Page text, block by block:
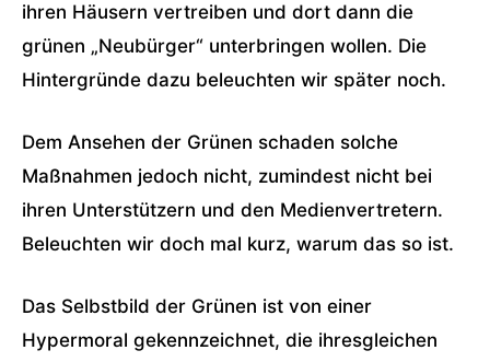
ihren Häusern vertreiben und dort dann die
grünen „Neubürger“ unterbringen wollen. Die
Hintergründe dazu beleuchten wir später noch.
Dem Ansehen der Grünen schaden solche
Maßnahmen jedoch nicht, zumindest nicht bei
ihren Unterstützern und den Medienvertretern.
Beleuchten wir doch mal kurz, warum das so ist.
Das Selbstbild der Grünen ist von einer
Hypermoral gekennzeichnet, die ihresgleichen